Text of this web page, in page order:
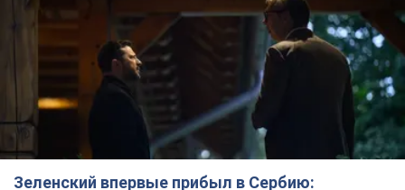
Зеленский впервые прибыл в Сербию: